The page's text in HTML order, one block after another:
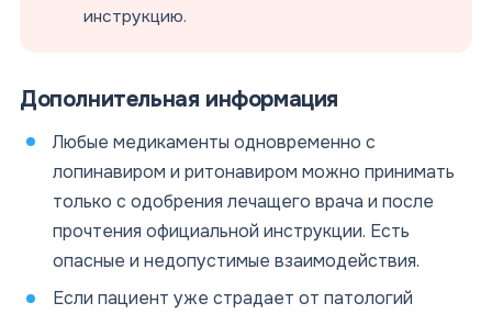
инструкцию.
Дополнительная информация
Любые медикаменты одновременно с
лопинавиром и ритонавиром можно принимать
только с одобрения лечащего врача и после
прочтения официальной инструкции. Есть
опасные и недопустимые взаимодействия.
Если пациент уже страдает от патологий